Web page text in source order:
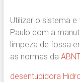
Utilizar o sistema
Paulo com a
limpeza de fossa
as normas da
desentupidora